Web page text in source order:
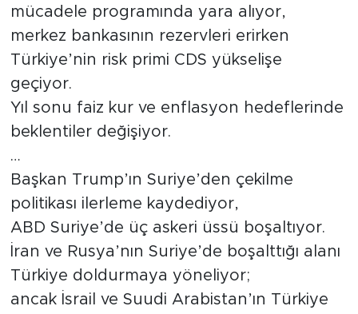
mücadele programında yara alıyor,
merkez bankasının rezervleri erirken
Türkiye’nin risk primi CDS yükselişe
geçiyor.
Yıl sonu faiz kur ve enflasyon hedeflerinde
beklentiler değişiyor.
…
Başkan Trump’ın Suriye’den çekilme
politikası ilerleme kaydediyor,
ABD Suriye’de üç askeri üssü boşaltıyor.
İran ve Rusya’nın Suriye’de boşalttığı alanı
Türkiye doldurmaya yöneliyor;
ancak İsrail ve Suudi Arabistan’ın Türkiye